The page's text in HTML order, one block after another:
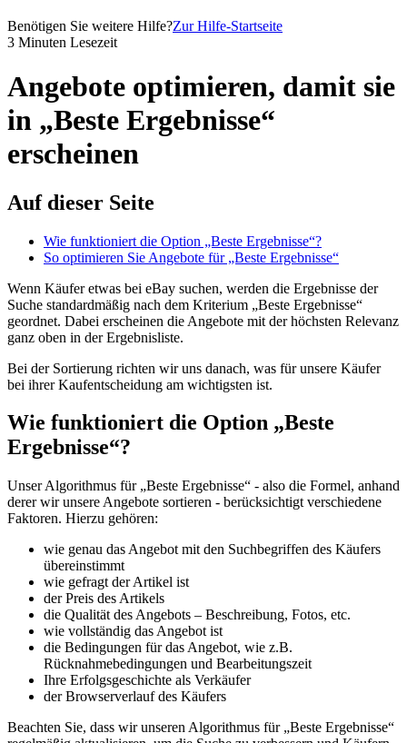
Benötigen Sie weitere Hilfe?Zur Hilfe-Startseite
3 Minuten Lesezeit
Angebote optimieren, damit sie
in „Beste Ergebnisse“
erscheinen
Auf dieser Seite
Wie funktioniert die Option „Beste Ergebnisse“?
So optimieren Sie Angebote für „Beste Ergebnisse“
Wenn Käufer etwas bei eBay suchen, werden die Ergebnisse der
Suche standardmäßig nach dem Kriterium „Beste Ergebnisse“
geordnet. Dabei erscheinen die Angebote mit der höchsten Relevanz
ganz oben in der Ergebnisliste.
Bei der Sortierung richten wir uns danach, was für unsere Käufer
bei ihrer Kaufentscheidung am wichtigsten ist.
Wie funktioniert die Option „Beste
Ergebnisse“?
Unser Algorithmus für „Beste Ergebnisse“ - also die Formel, anhand
derer wir unsere Angebote sortieren - berücksichtigt verschiedene
Faktoren. Hierzu gehören:
wie genau das Angebot mit den Suchbegriffen des Käufers
übereinstimmt
wie gefragt der Artikel ist
der Preis des Artikels
die Qualität des Angebots – Beschreibung, Fotos, etc.
wie vollständig das Angebot ist
die Bedingungen für das Angebot, wie z.B.
Rücknahmebedingungen und Bearbeitungszeit
Ihre Erfolgsgeschichte als Verkäufer
der Browserverlauf des Käufers
Beachten Sie, dass wir unseren Algorithmus für Beste Ergebnisse